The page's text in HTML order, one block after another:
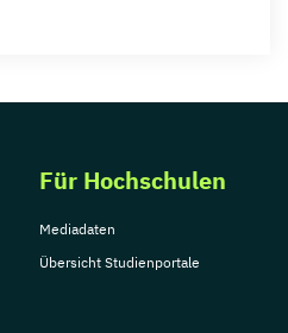
Für Hochschulen
Mediadaten
Übersicht Studienportale